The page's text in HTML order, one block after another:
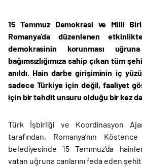
15 Temmuz Demokrasi ve Milli
Romanya’da düzenlenen
demokrasinin korunması
bağımsızlığımıza sahip çıkan tüm
anıldı. Hain darbe girişiminin iç yüzü
sadece Türkiye için değil, faaliyet
için bir tehdit unsuru olduğu bir kez
Türk İşbirliği ve Koordinasyon
tarafından, Romanya’nın
belediyesinde 15 Temmuz’da
vatan uğruna canlarını feda eden